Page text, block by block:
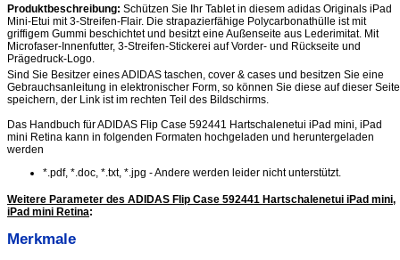
Produktbeschreibung: Schützen Sie Ihr Tablet in diesem adidas Originals iPad
Mini-Etui mit 3-Streifen-Flair. Die strapazierfähige Polycarbonathülle ist mit
griffigem Gummi beschichtet und besitzt eine Außenseite aus Lederimitat. Mit
Microfaser-Innenfutter, 3-Streifen-Stickerei auf Vorder- und Rückseite und
Prägedruck-Logo.
Sind Sie Besitzer eines ADIDAS taschen, cover & cases und besitzen Sie eine
Gebrauchsanleitung in elektronischer Form, so können Sie diese auf dieser Seite
speichern, der Link ist im rechten Teil des Bildschirms.
Das Handbuch für ADIDAS Flip Case 592441 Hartschalenetui iPad mini, iPad
mini Retina kann in folgenden Formaten hochgeladen und heruntergeladen
werden
*.pdf, *.doc, *.txt, *.jpg - Andere werden leider nicht unterstützt.
Weitere Parameter des ADIDAS Flip Case 592441 Hartschalenetui iPad mini,
iPad mini Retina:
Merkmale